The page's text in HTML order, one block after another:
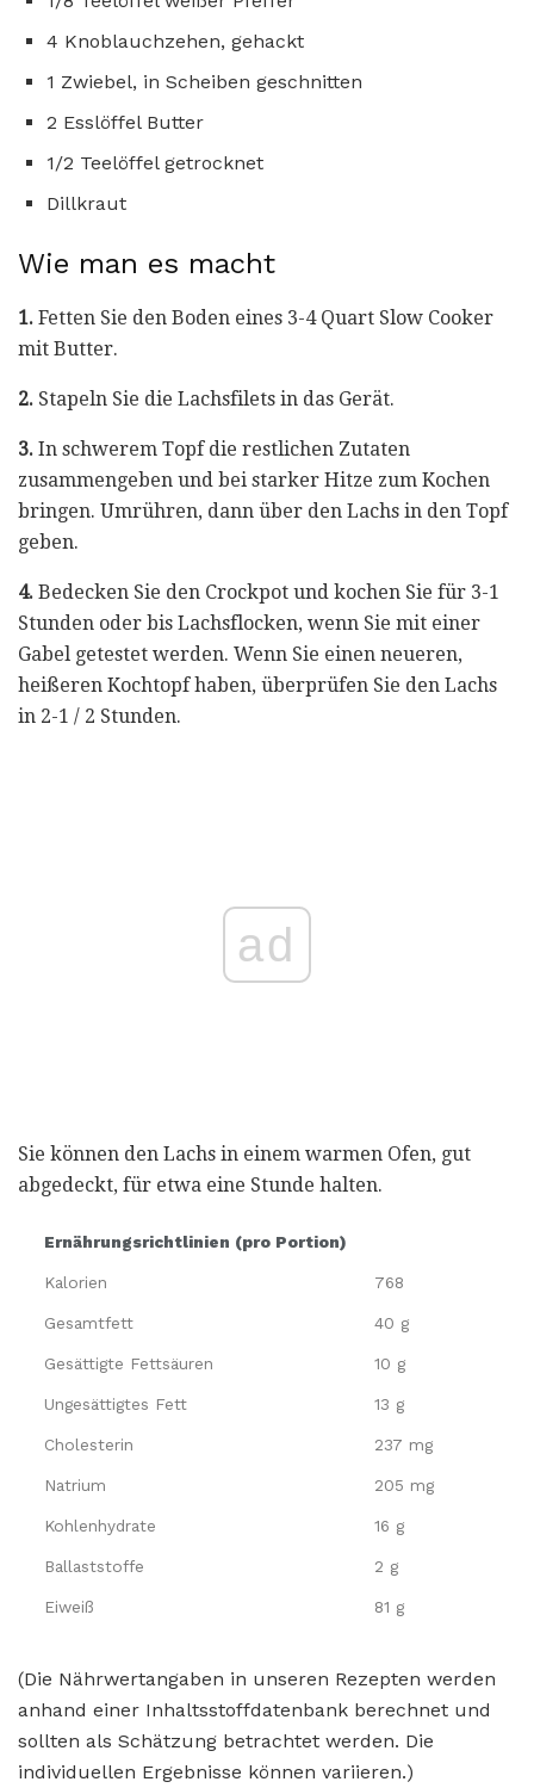
4 Knoblauchzehen, gehackt
1 Zwiebel, in Scheiben geschnitten
2 Esslöffel Butter
1/2 Teelöffel getrocknet
Dillkraut
Wie man es macht
1. Fetten Sie den Boden eines 3-4 Quart Slow Cooker
mit Butter.
2. Stapeln Sie die Lachsfilets in das Gerät.
3. In schwerem Topf die restlichen Zutaten
zusammengeben und bei starker Hitze zum Kochen
bringen. Umrühren, dann über den Lachs in den Topf
geben.
4. Bedecken Sie den Crockpot und kochen Sie für 3-1
Stunden oder bis Lachsflocken, wenn Sie mit einer
Gabel getestet werden. Wenn Sie einen neueren,
heißeren Kochtopf haben, überprüfen Sie den Lachs
in 2-1 / 2 Stunden.
ad
Sie können den Lachs in einem warmen Ofen, gut
abgedeckt, für etwa eine Stunde halten.
Ernährungsrichtlinien (pro Portion)
Kalorien 768
Gesamtfett 40 g
Gesättigte Fettsäuren 10 g
Ungesättigtes Fett 13 g
Cholesterin 237 mg
Natrium 205 mg
Kohlenhydrate 16 g
Ballaststoffe 2 g
Eiweiß 81 g
(Die Nährwertangaben in unseren Rezepten werden
anhand einer Inhaltsstoffdatenbank berechnet und
sollten als Schätzung betrachtet werden. Die
individuellen Ergebnisse können variieren.)